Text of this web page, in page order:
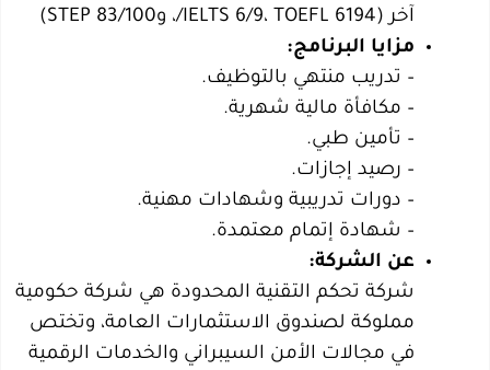
آخر (IELTS 6/9، TOEFL 6194/، وSTEP 83/100)
مزايا البرنامج:
– تدريب منتهي بالتوظيف.
– مكافأة مالية شهرية.
– تأمين طبي.
– رصيد إجازات.
– دورات تدريبية وشهادات مهنية.
– شهادة إتمام معتمدة.
عن الشركة:
شركة تحكم التقنية المحدودة هي شركة حكومية
مملوكة لصندوق الاستثمارات العامة، وتختص
في مجالات الأمن السيبراني والخدمات الرقمية